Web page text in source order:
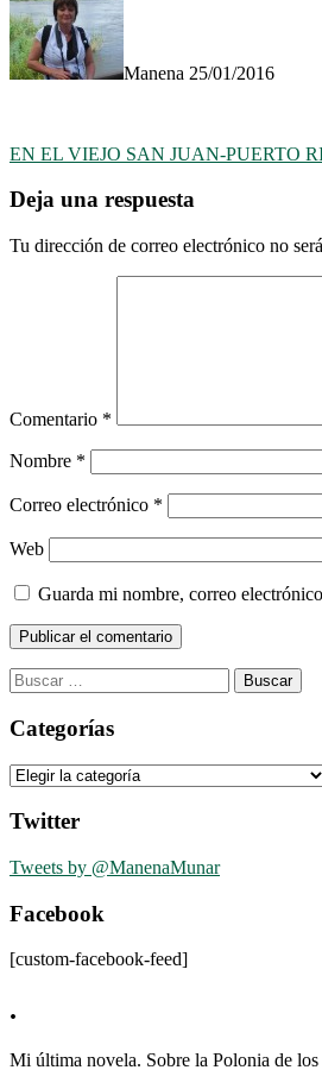
Manena 25/01/2016
Navegación
de
entradas
EN EL VIEJO SAN JUAN-PUERTO
Deja una respuesta
Tu dirección de correo electrónico no
Comentario *
Nombre *
Correo electrónico *
Web
Guarda mi nombre, correo
Buscar:
Categorías
Categorías
Twitter
Tweets by @ManenaMunar
Facebook
[custom-facebook-feed]
.
Mi última novela. Sobre la Polonia de los